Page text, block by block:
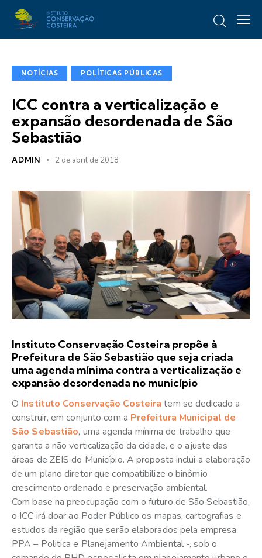
NOTÍCIAS POLÍTICAS PÚBLICAS
ICC contra a verticalização e
expansão desordenada de São
Sebastião
ADMIN 2 de abril de 2018
Instituto Conservação Costeira propõe à
Prefeitura de São Sebastião que seja criada
uma agenda mínima contra a verticalização e
expansão desordenada no município
O Instituto Conservação Costeira tem se dedicado a
construir, em conjunto com a Prefeitura Municipal de
São Sebastião, uma agenda mínima de trabalho que
garanta a não verticalização da cidade, e o ajuste das
áreas de ZEIS do Município. A proposta inclui a elaboração
de um plano diretor que compatibilize o binômio
crescimento ordenado e preservação ambiental.
Com base na preocupação com o futuro de São Sebastião,
o ICC irá doar ao Poder Público os mapas, cartografias e
estudos da região que serão elaborados pela empresa
PPA – Politica e Planejamento Ambiental -, sob o